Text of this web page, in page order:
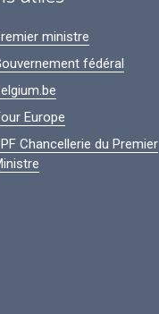
ministre
fédéral
Europe
Chancellerie du Premier